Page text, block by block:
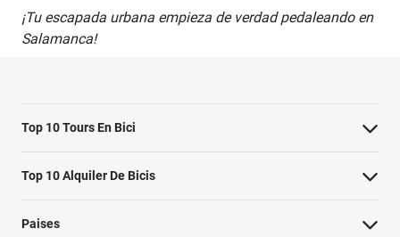
¡Tu escapada urbana empieza de verdad pedaleando en
Salamanca!
Top 10 Tours En Bici
Lo más destacado de Ámsterdam
Barcelona imprescindible
Top 10 Alquiler De Bicis
Alquiler de bicicletas Ámsterdam
Paises